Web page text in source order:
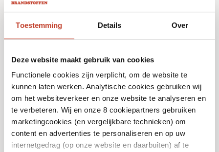
Toestemming Details Over
Deze website maakt gebruik van cookies
Functionele cookies zijn verplicht, om de website te
kunnen laten werken. Analytische cookies gebruiken wij
om het websiteverkeer en onze website te analyseren en
te verbeteren. Wij en onze 8 cookiepartners gebruiken
marketingcookies (en vergelijkbare technieken) om
content en advertenties te personaliseren en op uw
internetgedrag (op onze website en daarbuiten) af te
Forged – Maintenance Kit
€24,95